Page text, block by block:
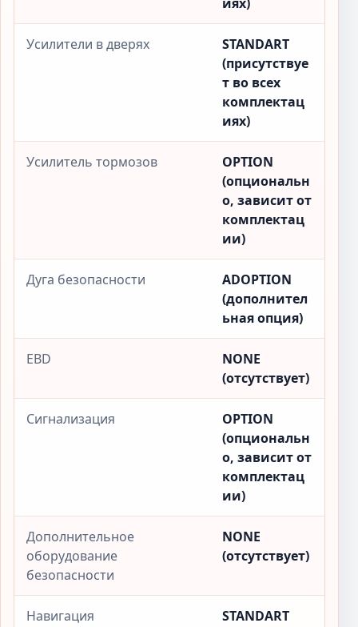
Усилители в дверях
STANDART
(присутствуе
т во всех
комплектац
иях)
Усилитель тормозов
OPTION
(опциональн
о, зависит от
комплектац
ии)
Дуга безопасности
ADOPTION
(дополнител
ьная опция)
EBD
NONE
(отсутствует)
Сигнализация
OPTION
(опциональн
о, зависит от
комплектац
ии)
Дополнительное
оборудование
безопасности
NONE
(отсутствует)
Навигация
STANDART